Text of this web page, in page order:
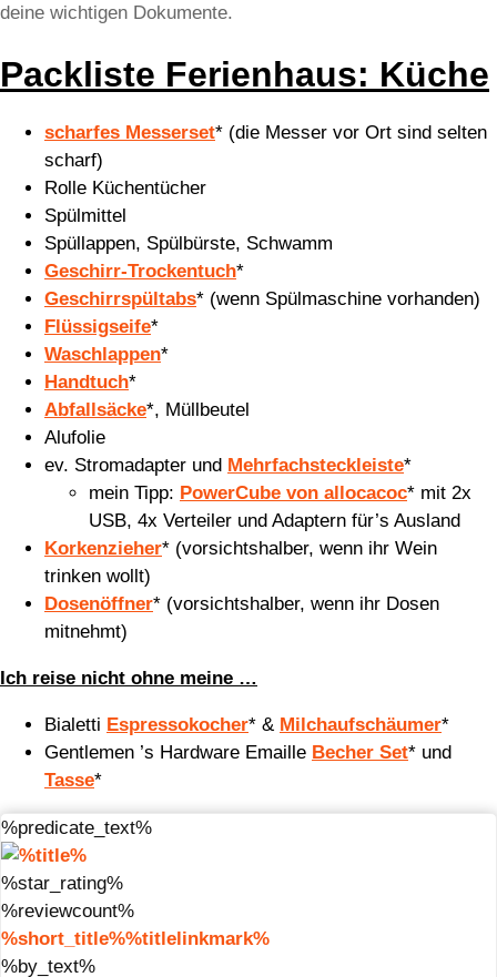
deine wichtigen Dokumente.
Packliste Ferienhaus: Küche
scharfes Messerset* (die Messer vor Ort sind selten
scharf)
Rolle Küchentücher
Spülmittel
Spüllappen, Spülbürste, Schwamm
Geschirr-Trockentuch*
Geschirrspültabs* (wenn Spülmaschine vorhanden)
Flüssigseife*
Waschlappen*
Handtuch*
Abfallsäcke*, Müllbeutel
Alufolie
ev. Stromadapter und Mehrfachsteckleiste*
mein Tipp: PowerCube von allocacoc* mit 2x
USB, 4x Verteiler und Adaptern für’s Ausland
Korkenzieher* (vorsichtshalber, wenn ihr Wein
trinken wollt)
Dosenöffner* (vorsichtshalber, wenn ihr Dosen
mitnehmt)
Ich reise nicht ohne meine …
Bialetti Espressokocher* & Milchaufschäumer*
Gentlemen ’s Hardware Emaille Becher Set* und
Tasse*
%predicate_text%
%star_rating%
%reviewcount%
%short_title%%titlelinkmark%
%by_text%